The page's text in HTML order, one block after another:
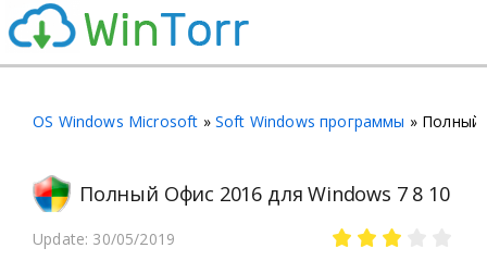
OS Windows Microsoft » Soft Windows программы » Полный
Полный Офис 2016 для Windows 7 8 10
Update: 30/05/2019